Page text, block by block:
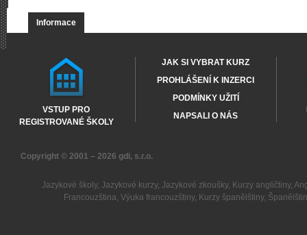
Informace
VSTUP PRO
REGISTROVANÉ ŠKOLY
JAK SI VYBRAT KURZ
PROHLÁŠENÍ K INZERCI
PODMÍNKY UŽITÍ
NAPSALI O NÁS
Copyright © 2001 – 2026 gdi, s.r.o.
Jazykové školy, Jazykové kurzy, Jazykové zkoušky, Kurzy angličtiny,
Francouzština,Výuka francouzštiny, Kurzy španělštiny,